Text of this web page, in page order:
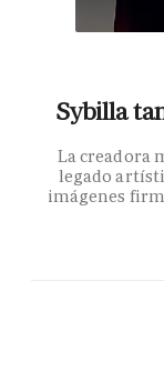
Sybilla
La creadora
legado
imágenes